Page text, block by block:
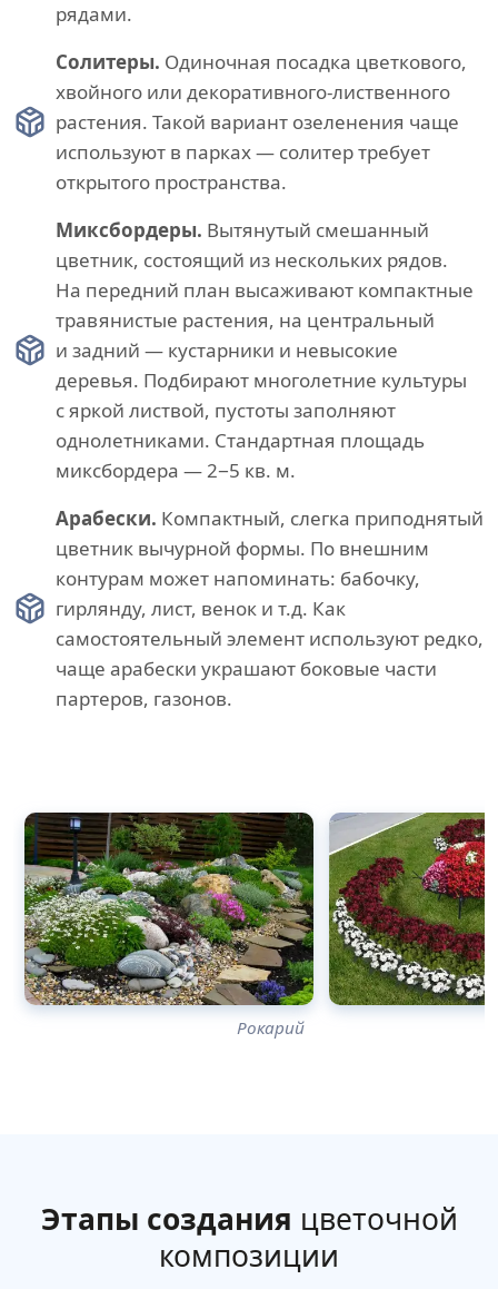
рядами.
Солитеры. Одиночная посадка цветкового,
хвойного или декоративного-лиственного
растения. Такой вариант озеленения чаще
используют в парках — солитер требует
открытого пространства.
Миксбордеры. Вытянутый смешанный
цветник, состоящий из нескольких рядов.
На передний план высаживают компактные
травянистые растения, на центральный
и задний — кустарники и невысокие
деревья. Подбирают многолетние культуры
с яркой листвой, пустоты заполняют
однолетниками. Стандартная площадь
миксбордера — 2−5 кв. м.
Арабески. Компактный, слегка приподнятый
цветник вычурной формы. По внешним
контурам может напоминать: бабочку,
гирлянду, лист, венок и т.д. Как
самостоятельный элемент используют редко,
чаще арабески украшают боковые части
партеров, газонов.
Рокарий
Этапы создания цветочной
композиции